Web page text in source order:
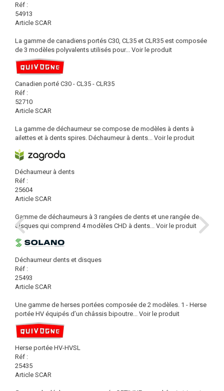
Réf :
54913
Article SCAR
La gamme de canadiens portés C30, CL35 et CLR35 est composée
de 3 modèles polyvalents utilisés pour... Voir le produit
Canadien porté C30 - CL35 - CLR35
Réf :
52710
Article SCAR
La gamme de déchaumeur se compose de modèles à dents à
ailettes et à dents spires. Déchaumeur à dents... Voir le produit
Déchaumeur à dents
Réf :
25604
Article SCAR
Gamme de déchaumeurs à 3 rangées de dents et une rangée de
disques qui comprend 4 modèles CHD à dents... Voir le produit
Déchaumeur dents et disques
Réf :
25493
Article SCAR
Une gamme de herses portées composée de 2 modèles. 1 - Herse
portée HV équipés d’un châssis bipoutre... Voir le produit
Herse portée HV-HVSL
Réf :
25435
Article SCAR